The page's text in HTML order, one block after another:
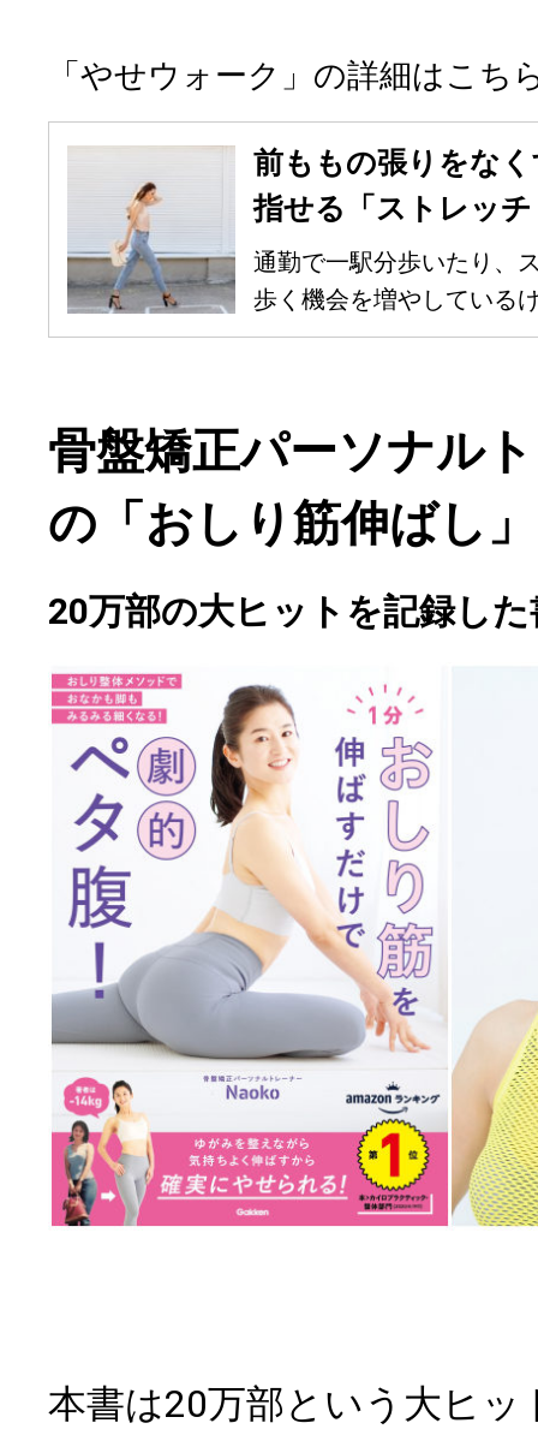
「やせウォーク」の詳細はこち
前ももの張りをな
指せる「ストレッ
通勤で一駅分歩いたり、
歩く機会を増やしている
骨盤矯正パーソナル
の「おしり筋伸ばし」
20万部の大ヒットを記録し
本書は20万部という大ヒッ